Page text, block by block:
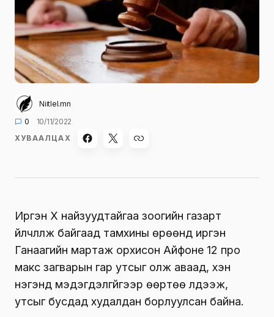
Niitlel.mn
0
10/11/2022
ХУВААЛЦАХ
Иргэн Х найзуудтайгаа зоогийн газарт
үйлчлүүлж байгаад тамхины өрөөнд иргэн
Ганаагийн мартаж орхисон Айфоне 12 про
макс загварын гар утсыг олж аваад, хэн
нэгэнд мэдэгдэлгүйгээр өөртөө үлдээж,
утсыг бусдад худалдан борлуулсан байна.